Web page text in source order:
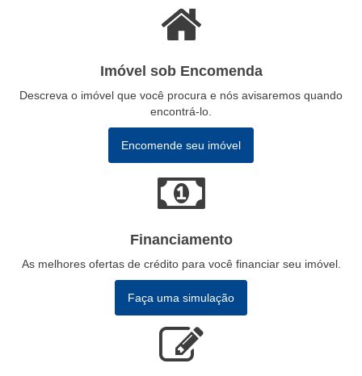
Imóvel sob Encomenda
Descreva o imóvel que você procura e nós avisaremos quando
encontrá-lo.
Encomende seu imóvel
Financiamento
As melhores ofertas de crédito para você financiar seu imóvel.
Faça uma simulação